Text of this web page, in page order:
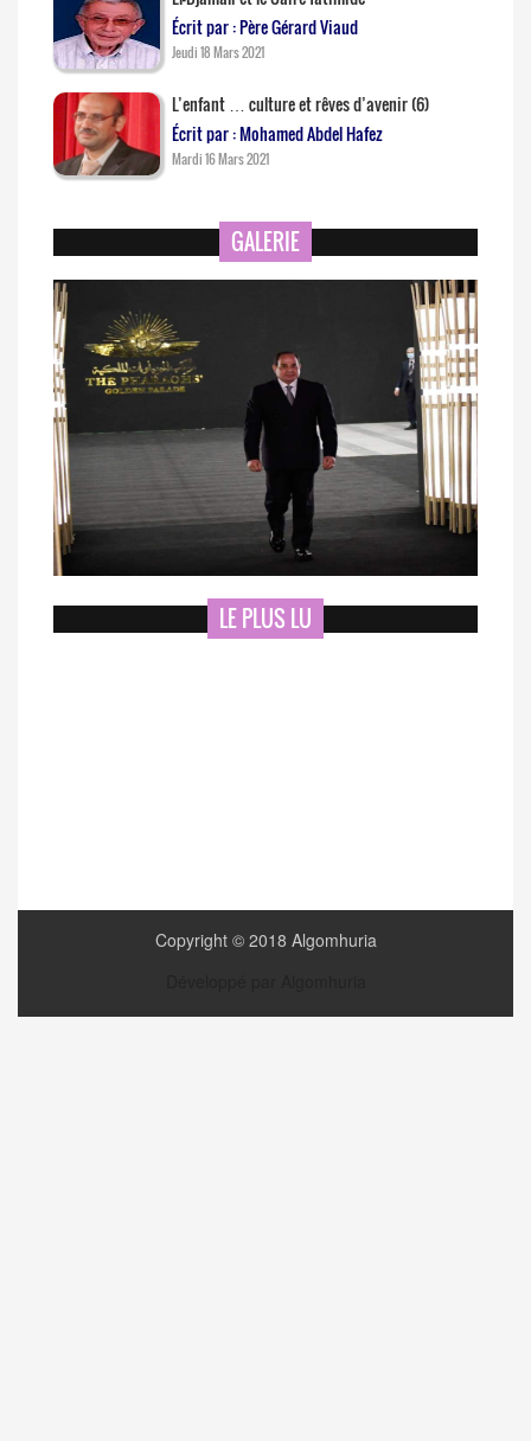
Écrit par : Père Gérard Viaud
Jeudi 18 Mars 2021
L’enfant … culture et rêves d’avenir (6)
Écrit par : Mohamed Abdel Hafez
Mardi 16 Mars 2021
GALERIE
LE PLUS LU
Copyright © 2018 Algomhuria